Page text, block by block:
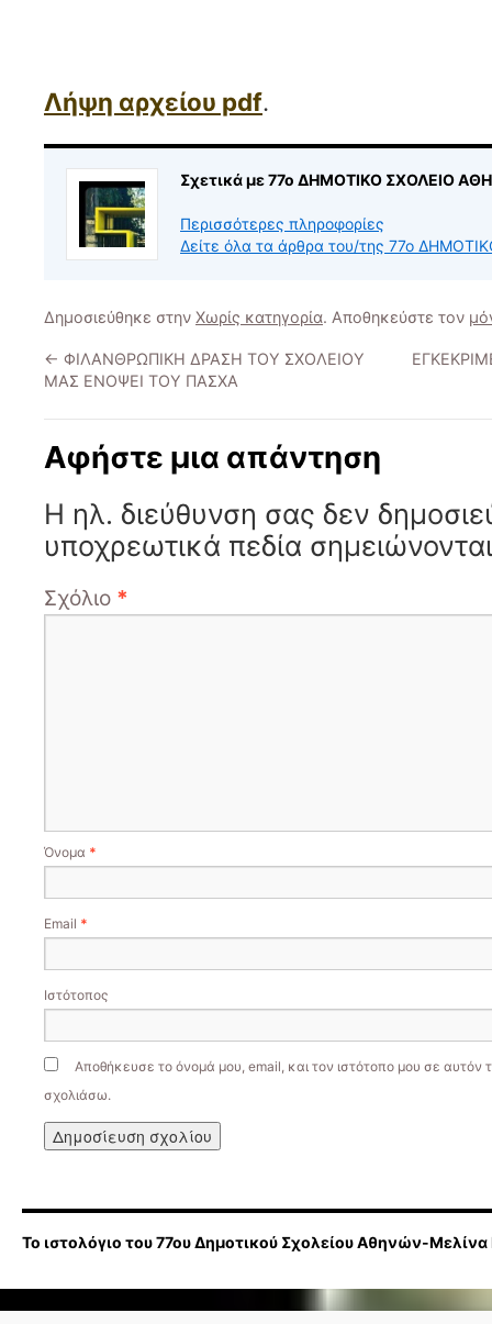
Λήψη αρχείου pdf.
Σχετικά με 77ο ΔΗΜΟΤΙΚΟ ΣΧΟΛΕΙΟ
Περισσότερες πληροφορίες
Δείτε όλα τα άρθρα του/της 77ο
Δημοσιεύθηκε στην Χωρίς κατηγορία. Αποθηκεύστε τον
← ΦΙΛΑΝΘΡΩΠΙΚΗ ΔΡΑΣΗ ΤΟΥ ΣΧΟΛΕΙΟΥ
ΜΑΣ ΕΝΟΨΕΙ ΤΟΥ ΠΑΣΧΑ
Αφήστε μια απάντηση
Η ηλ. διεύθυνση σας δεν
υποχρεωτικά πεδία
Σχόλιο *
Όνομα *
Email *
Ιστότοπος
Αποθήκευσε το όνομά μου, email, και τον ιστότοπο μου σε αυτόν
σχολιάσω.
Το ιστολόγιο του 77ου Δημοτικού Σχολείου Αθηνών-